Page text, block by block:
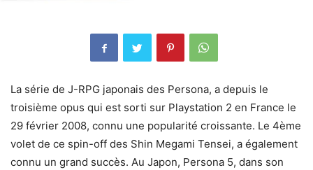
La série de J-RPG japonais des Persona, a depuis le
troisième opus qui est sorti sur Playstation 2 en France le
29 février 2008, connu une popularité croissante. Le 4ème
volet de ce spin-off des Shin Megami Tensei, a également
connu un grand succès. Au Japon, Persona 5, dans son